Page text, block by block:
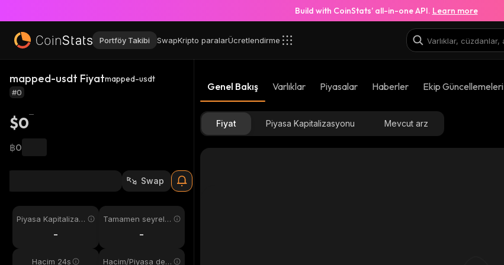
Build with CoinStats’ all-in-one API. Learn more
Portföy Takibi SwapKripto paralarÜcretlendirme
mapped-usdt Fiyatmapped-usdt
#0
$0
฿0
Swap
Piyasa Kapitalizas
-
Tamamen seyreltil
-
Hacim 24s Hacim/Piyasa değ
Genel Bakış Varlıklar Piyasalar Haberler Ekip Güncellemeleri
Fiyat Piyasa Kapitalizasyonu Mevcut arz